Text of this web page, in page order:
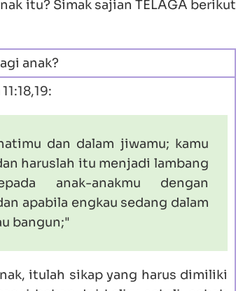
itu? Simak sajian TELAGA berikut
anak?
:
dan dalam jiwamu; kamu
haruslah itu menjadi lambang
anak-anakmu dengan
apabila engkau sedang dalam
bangun;"
itulah sikap yang harus dimiliki